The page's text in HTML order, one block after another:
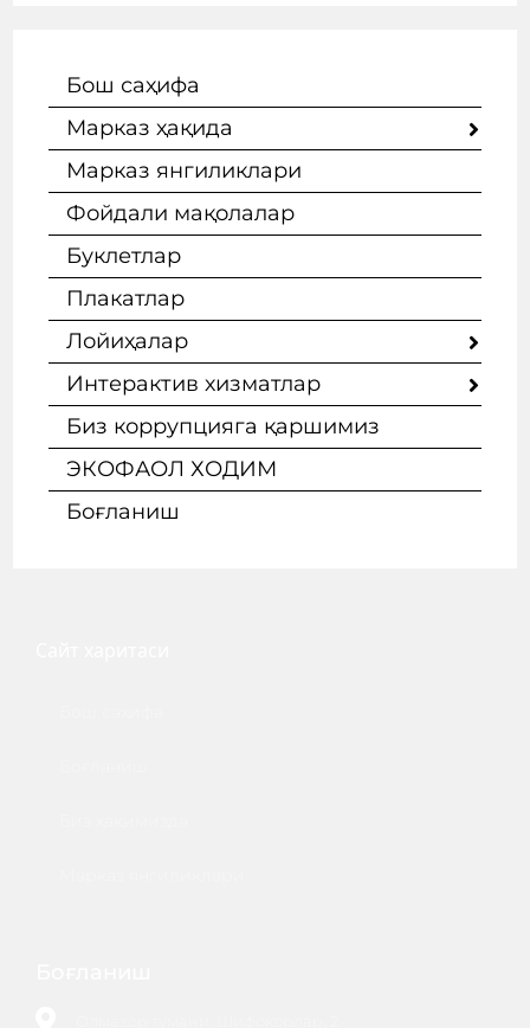
Бош саҳифа
Марказ ҳақида
Марказ янгиликлари
Фойдали мақолалар
Буклетлар
Плакатлар
Лойиҳалар
Интерактив хизматлар
Биз коррупцияга қаршимиз
ЭКОФАОЛ ХОДИМ
Боғланиш